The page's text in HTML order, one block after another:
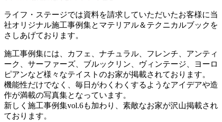
ライフ・ステージでは資料を請求していただいたお客様に当
社オリジナル施工事例集とマテリアル＆テクニカルブックを
さしあげております。
施工事例集には、カフェ、ナチュラル、フレンチ、アンティ
ーク、サーファーズ、ブルックリン、ヴィンテージ、ヨーロ
ピアンなど様々なテイストのお家が掲載されております。
機能性だけでなく、毎日がわくわくするようなアイデアや造
作が満載の写真集となっています。
新しく施工事例集vol.6も加わり、素敵なお家が沢山掲載され
ております。